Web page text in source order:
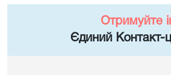
Отримуйте
Єдиний Контакт-